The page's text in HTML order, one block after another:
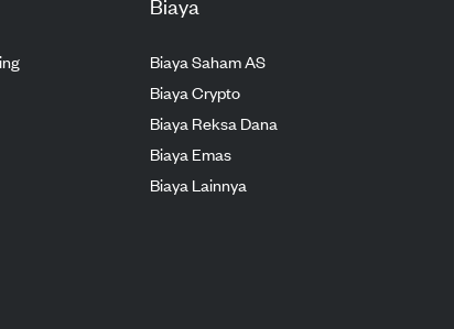
Biaya Saham AS
Biaya Crypto
Biaya Reksa Dana
Biaya Emas
Biaya Lainnya